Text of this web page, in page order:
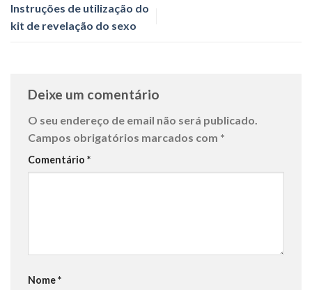
Instruções de utilização do
kit de revelação do sexo
Deixe um comentário
O seu endereço de email não será publicado.
Campos obrigatórios marcados com *
Comentário *
Nome*